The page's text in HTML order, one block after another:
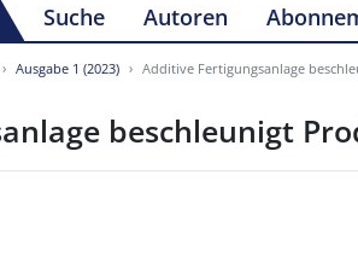
Suche Autoren
Ausgabe 1 (2023) Additive Fertigungsanlage
beschleunigt